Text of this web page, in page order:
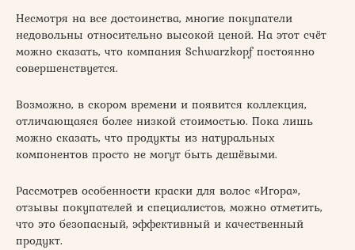
Несмотря на все достоинства, многие покупатели
недовольны относительно высокой ценой. На этот счёт
можно сказать, что компания Schwarzkopf постоянно
совершенствуется.
Возможно, в скором времени и появится коллекция,
отличающаяся более низкой стоимостью. Пока лишь
можно сказать, что продукты из натуральных
компонентов просто не могут быть дешёвыми.
Рассмотрев особенности краски для волос «Игора»,
отзывы покупателей и специалистов, можно отметить,
что это безопасный, эффективный и качественный
продукт.